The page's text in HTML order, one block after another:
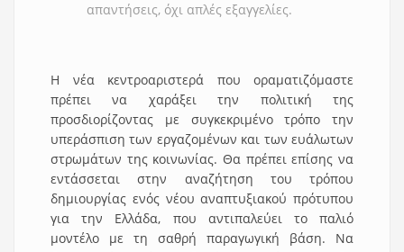
απαντήσεις, όχι απλές εξαγγελίες.
Η νέα κεντροαριστερά που οραματιζόμαστε
πρέπει να χαράξει την πολιτική της
προσδιορίζοντας με συγκεκριμένο τρόπο την
υπεράσπιση των εργαζομένων και των ευάλωτων
στρωμάτων της κοινωνίας. Θα πρέπει επίσης να
εντάσσεται στην αναζήτηση του τρόπου
δημιουργίας ενός νέου αναπτυξιακού πρότυπου
για την Ελλάδα, που αντιπαλεύει το παλιό
μοντέλο με τη σαθρή παραγωγική βάση. Να